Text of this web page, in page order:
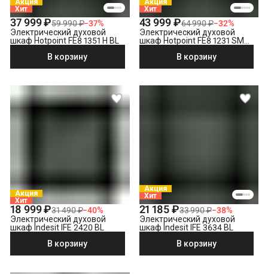
(МСК за МКАД, СПБ за КАД)
Утилизация техники
Хит
37 999 ₽59 990 ₽−37%
Электрический духовой
шкаф Hotpoint FE8 1351 H BL
В корзину
Хит
43 999 ₽64 990 ₽−32%
Электрический духовой
шкаф Hotpoint FE8 1231 SMP
В корзину
Акция
Хит
18 999 ₽31 490 ₽−40%
Электрический духовой
шкаф Indesit IFE 2420 BL
В корзину
Акция
Хит
21 185 ₽33 990 ₽−38%
Электрический духовой
шкаф Indesit IFE 3634 BL
В корзину